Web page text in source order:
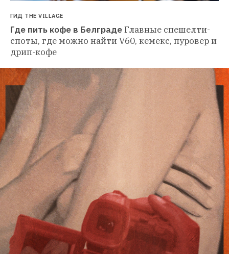
ГИД THE VILLAGE
Где пить кофе в БелградеГлавные спешелти-
споты, где можно найти V60, кемекс, пуровер и
дрип-кофе